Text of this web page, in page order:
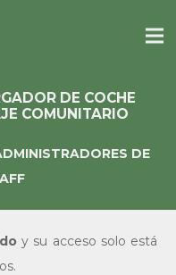
DE COCHE
COMUNITARIO
DE
y su acceso solo está